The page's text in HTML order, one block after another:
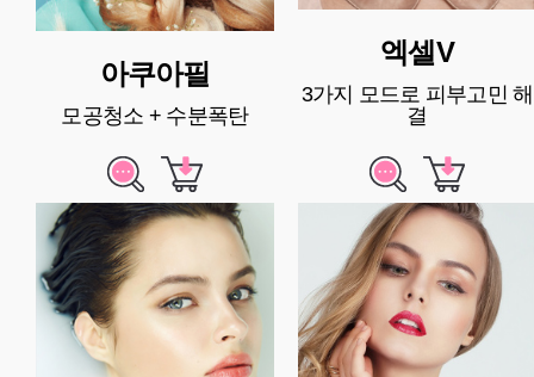
아쿠아필
모공청소 + 수분폭탄
엑셀V
3가지 모드로 피부고민 해
결